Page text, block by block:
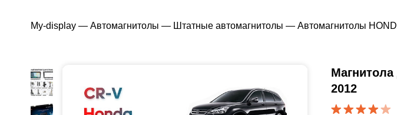
My-display — Автомагнитолы — Штатные автомагнитолы — Автомагнитолы
Магнитола
2012